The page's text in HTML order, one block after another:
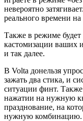
невероятно
реального времени
Также в режиме будет
кастомизации ваших
и так далее.
В Volta донельзя
зажать два стика, и
ситуации финт.
нажатии на нужную
празднование, на
нужную комбинацию.